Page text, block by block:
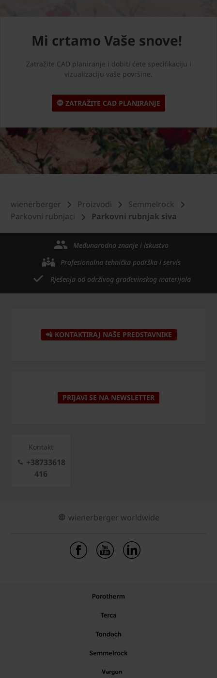
Mi crtamo Vaše snove!
Zatražite CAD planiranje i dobiti ćete specifikaciju i
vizualizaciju vaše površine.
ZATRAŽITE CAD PLANIRANJE
wienerberger Proizvodi
Semmelrock
Parkovni rubnjaci
Parkovni rubnjak siva
Međunarodno znanje i iskustvo
Profesionalna tehnička podrška i servis
Rješenja od održivog građevinskog materijala
📲 KONTAKTIRAJ NAŠE PREDSTAVNIKE
PRIJAVI SE NA NEWSLETTER
Kontakt
+38733618
416
wienerberger worldwide